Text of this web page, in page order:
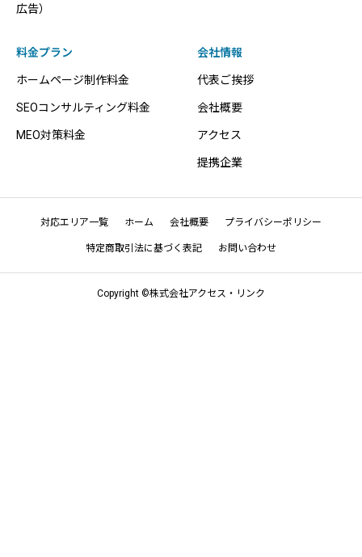
広告）
料金プラン
ホームページ制作料金
SEOコンサルティング料金
MEO対策料金
会社情報
代表ご挨拶
会社概要
アクセス
提携企業
対応エリア一覧 ホーム 会社概要 プライバシーポリシー
特定商取引法に基づく表記 お問い合わせ
Copyright ©株式会社アクセス・リンク